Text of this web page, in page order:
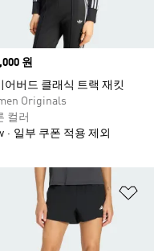
원
어버드 클래식 트랙 재킷
Originals
컬러
일부 쿠폰 적용 제외
트 담기